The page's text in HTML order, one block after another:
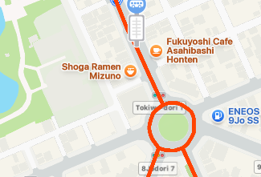
24-鷹栖線（9線） - 道北バス（株）
10-末広7丁目線（昭和） - 道北バス（株）
72-秋月循環線（新星） - 道北バス（株）
34-鷹栖線（春光） - 道北バス（株）
25-鷹栖線（10線） - 道北バス（株）
208・209-春光台循環線 - 道北バス（株）
17-三箇線（3線） - 道北バス（株）